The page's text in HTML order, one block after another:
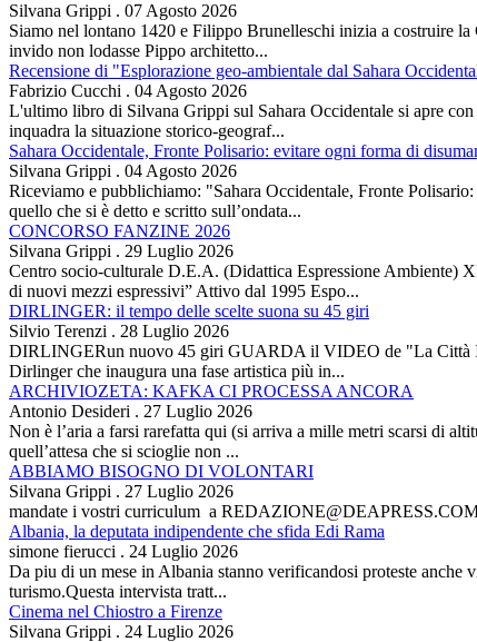
Silvana Grippi . 07 Agosto 2026
Siamo nel lontano 1420 e Filippo Brunelleschi inizia a costruire
invido non lodasse Pippo architetto...
Recensione di "Esplorazione geo-ambientale dal Sahara
Fabrizio Cucchi . 04 Agosto 2026
L'ultimo libro di Silvana Grippi sul Sahara Occidentale si apre
inquadra la situazione storico-geograf...
Sahara Occidentale, Fronte Polisario: evitare ogni forma di
Silvana Grippi . 04 Agosto 2026
Riceviamo e pubblichiamo: "Sahara Occidentale, Fronte
quello che si è detto e scritto sull’ondata...
CONCORSO FANZINE 2026
Silvana Grippi . 29 Luglio 2026
Centro socio-culturale D.E.A. (Didattica Espressione Ambiente)
di nuovi mezzi espressivi” Attivo dal 1995 Espo...
DIRLINGER: il tempo delle scelte suona su 45 giri
Silvio Terenzi . 28 Luglio 2026
DIRLINGERun nuovo 45 giri GUARDA il VIDEO de "La Città
Dirlinger che inaugura una fase artistica più in...
ARCHIVIOZETA: KAFKA CI PROCESSA ANCORA
Antonio Desideri . 27 Luglio 2026
Non è l’aria a farsi rarefatta qui (si arriva a mille metri scarsi di
quell’attesa che si scioglie non ...
ABBIAMO BISOGNO DI VOLONTARI
Silvana Grippi . 27 Luglio 2026
mandate i vostri curriculum a
Albania, la deputata indipendente che sfida Edi Rama
simone fierucci . 24 Luglio 2026
Da piu di un mese in Albania stanno verificandosi proteste
turismo.Questa intervista tratt...
Cinema nel Chiostro a Firenze
Silvana Grippi . 24 Luglio 2026